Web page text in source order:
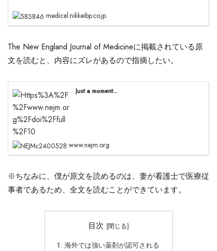
medical.nikkeibp.co.jp
The New England Journal of Medicineに掲載されている原
文を読むと、内容にズレがあるので指摘したい。
Just a moment...
www.nejm.org
※ちなみに、僕が原文を読めるのは、妻が看護士で医療従
事者であるため、全文を読むことができています。
目次
海外では強い薬剤が認可される